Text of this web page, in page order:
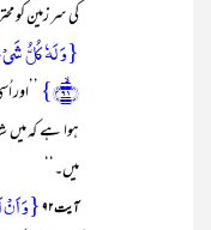
کی سر زمین کو
{وَ لَہٗ کُلُّ
﴿ۙ۹۱﴾}
ہوا ہے کہ میں
میں۔‘‘
آیت ۹۲ {وَ اَنۡ